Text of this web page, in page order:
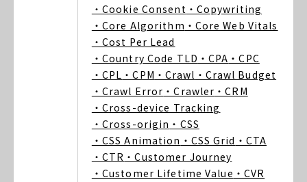
・Cookie Consent ・Copywriting
・Core Algorithm ・Core Web Vitals
・Cost Per Lead
・Country Code TLD ・CPA ・CPC
・CPL ・CPM ・Crawl ・Crawl Budget
・Crawl Error ・Crawler ・CRM
・Cross-device Tracking
・Cross-origin ・CSS
・CSS Animation ・CSS Grid ・CTA
・CTR ・Customer Journey
・Customer Lifetime Value ・CVR